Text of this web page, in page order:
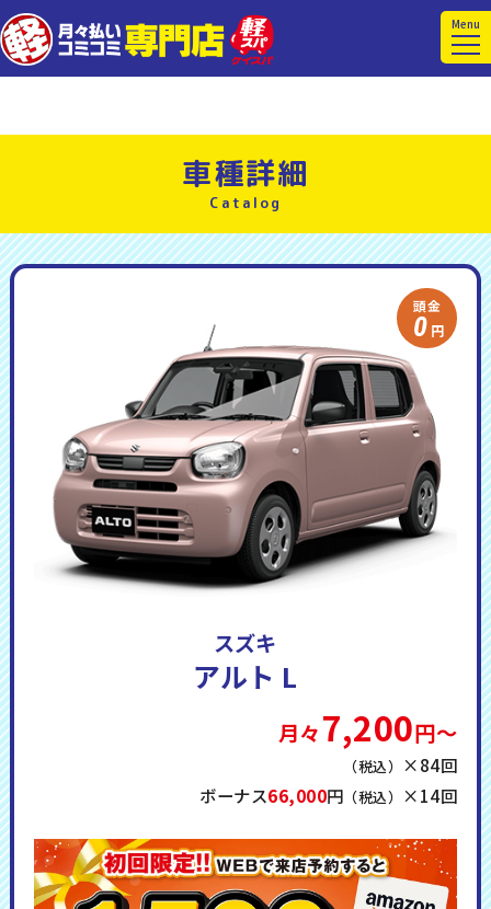
Menu
車種詳細
頭金
0 円
スズキ
アルト L
月々7,200円～
（税込） ×84回
ボーナス66,000円 （税込） ×14回